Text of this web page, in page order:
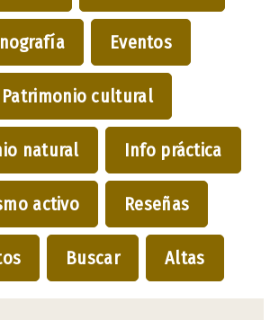
Eventos
Patrimonio cultural
natural Info práctica
activo Reseñas
Buscar Altas